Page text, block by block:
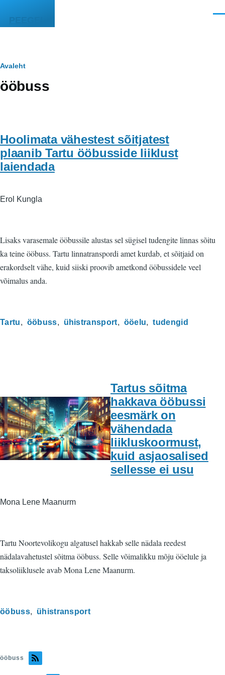
PEEGEL
Leivapuru
Avaleht
ööbuss
Hoolimata vähestest sõitjatest
plaanib Tartu ööbusside liiklust
laiendada
Erol Kungla
Lisaks varasemale ööbussile alustas sel sügisel tudengite linnas sõitu
ka teine ööbuss. Tartu linnatranspordi amet kurdab, et sõitjaid on
erakordselt vähe, kuid siiski proovib ametkond ööbussidele veel
võimalus anda.
Tartu ööbuss ühistransport ööelu tudengid
Tartus sõitma
hakkava ööbussi
eesmärk on
vähendada
liikluskoormust,
kuid asjaosalised
sellesse ei usu
Mona Lene Maanurm
Tartu Noortevolikogu algatusel hakkab selle nädala reedest
nädalavahetustel sõitma ööbuss. Selle võimalikku mõju ööelule ja
taksoliiklusele avab Mona Lene Maanurm.
ööbuss ühistransport
ööbuss